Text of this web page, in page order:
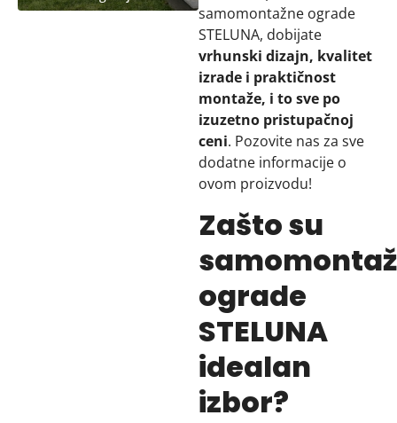
samomontažne ograde
STELUNA, dobijate
vrhunski dizajn, kvalitet
izrade i praktičnost
montaže, i to sve po
izuzetno pristupačnoj
ceni. Pozovite nas za sve
dodatne informacije o
ovom proizvodu!
Zašto su
ograde
STELUNA
idealan
izbor?